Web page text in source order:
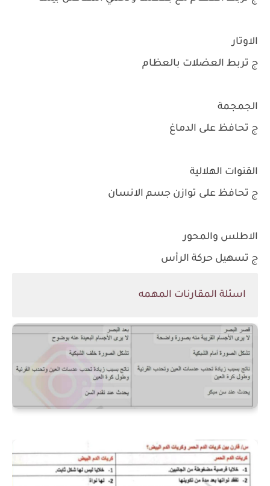
الاوتار
ج تربط العضلات بالعظام
الجمجمة
ج تحافظ على الدماغ
القنوات الهلالية
ج تحافظ على توازن جسم الانسان
الاطلس والمحور
ج تسهيل حركة الرأس
اسئلة المقارنات المهمه